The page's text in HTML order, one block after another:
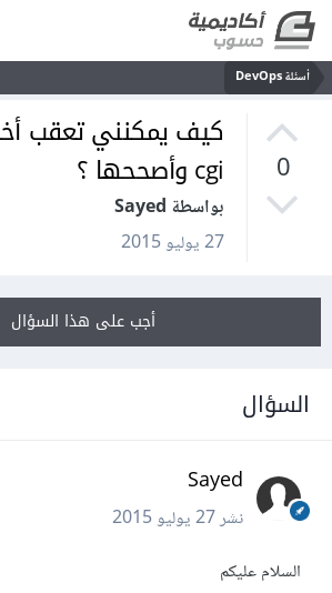
أسئلة DevOps
0
كيف يمكنني تعقب
cgi وأصححها ؟
بواسطة Sayed
27 يوليو 2015
أجب على هذا السؤال
السؤال
Sayed
نشر27 يوليو 2015
السلام عليكم